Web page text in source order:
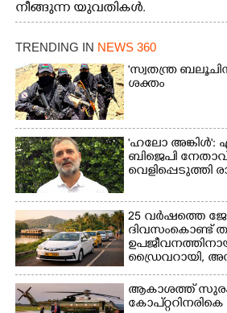
നീങ്ങുന്ന യുവതികൾ.
എറണാകുളം മേനകയിൽ
നിന്നുള്ള കാഴ്ച
TRENDING IN NEWS 360
'സ്വതന്ത്ര
ശക്തം
'ഹലോ അങ്കിൾ':
ബിജെപി
വെളിപ്പെടുത്തി
25 വർഷത്തെ
ദിവസംകൊണ്ട്
ഡ്രൈവറായി,​
യുവതി
ആകാശത്ത്
കോ‌പ്‌റ്ററിനരികെ